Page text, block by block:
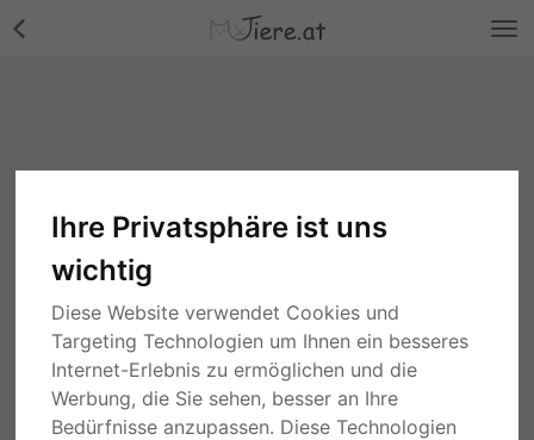
Ihre Privatsphäre ist uns
wichtig
Diese Website verwendet Cookies und
Targeting Technologien um Ihnen ein besseres
Internet-Erlebnis zu ermöglichen und die
Werbung, die Sie sehen, besser an Ihre
Bedürfnisse anzupassen. Diese Technologien